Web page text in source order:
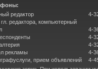
редактор
редактора, компьютерный
рекламы
прием объявлений
4-
4-
4-
4-
4-
4-